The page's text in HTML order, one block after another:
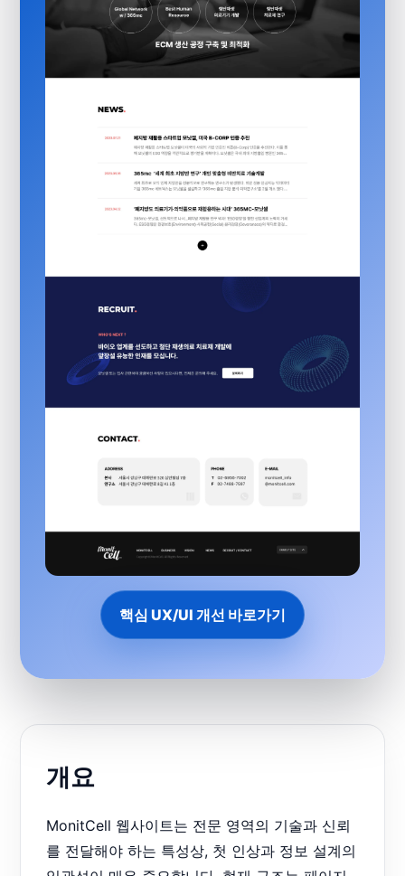
핵심 UX/UI 개선 바로가기
개요
MonitCell 웹사이트는 전문 영역의 기술과 신뢰
를 전달해야 하는 특성상, 첫 인상과 정보 설계의